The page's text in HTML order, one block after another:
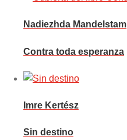
Nadiezhda Mandelstam
Contra toda esperanza
Imre Kertész
Sin destino